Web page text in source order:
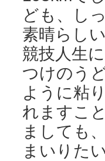
ども、し
素晴らし
競技人生
つけのう
ように粘
れますこ
ましても
まいりた